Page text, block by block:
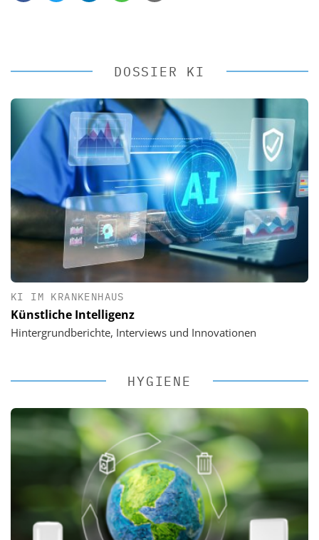
DOSSIER KI
KI IM KRANKENHAUS
Künstliche Intelligenz
Hintergrundberichte, Interviews und Innovationen
HYGIENE